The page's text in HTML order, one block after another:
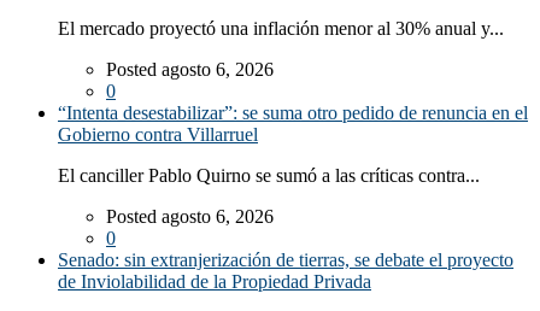
El mercado proyectó una inflación menor al 30% anual y...
Posted agosto 6, 2026
0
“Intenta desestabilizar”: se suma otro pedido de renuncia en el
Gobierno contra Villarruel
El canciller Pablo Quirno se sumó a las críticas contra...
Posted agosto 6, 2026
0
Senado: sin extranjerización de tierras, se debate el proyecto
de Inviolabilidad de la Propiedad Privada